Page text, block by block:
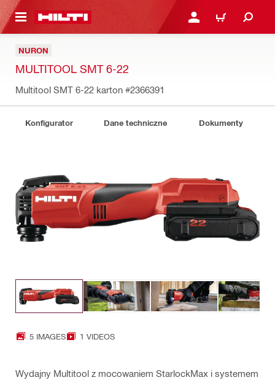
GŁÓWNEJ ZALOGUJ SIĘ LUB
KOSZYK
NURON
MULTITOOL SMT 6-22
Multitool SMT 6-22 karton #2366391
Konfigurator Dane techniczne Dokumenty
5 IMAGES 1 VIDEOS
Wydajny Multitool z mocowaniem StarlockMax i systemem